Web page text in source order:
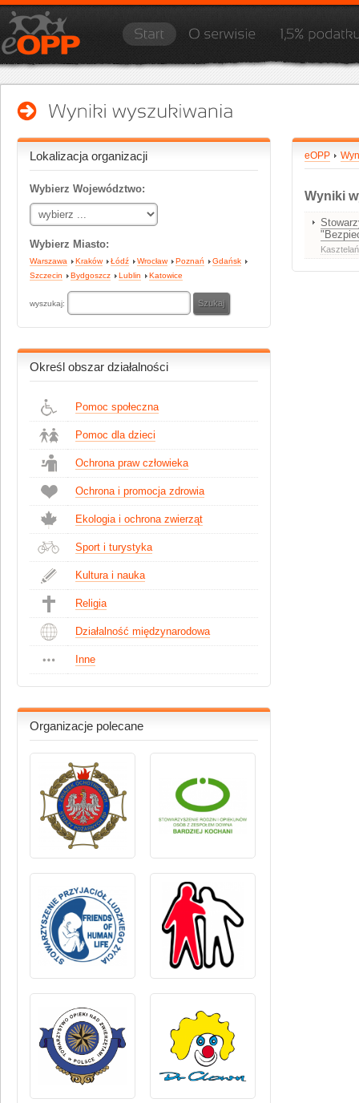
Lokalizacja organizacji
Wybierz Województwo:
Wybierz Miasto:
Warszawa Kraków Łódź Wrocław Poznań
Gdańsk
Szczecin
Bydgoszcz Lublin Katowice
wyszukaj:
Określ obszar działalności
Pomoc społeczna
Pomoc dla dzieci
Ochrona praw człowieka
Ochrona i promocja zdrowia
Ekologia i ochrona zwierząt
Sport i turystyka
Kultura i nauka
Religia
Działalność międzynarodowa
Inne
Organizacje polecane
eOPP
Wyniki